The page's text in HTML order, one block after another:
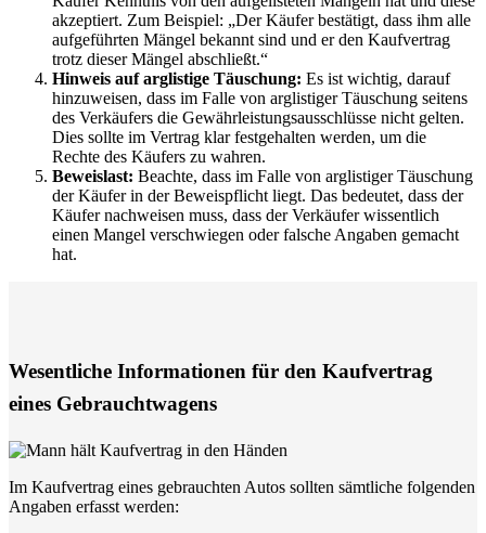
akzeptiert. Zum Beispiel: „Der Käufer bestätigt, dass ihm alle
aufgeführten Mängel bekannt sind und er den Kaufvertrag
trotz dieser Mängel abschließt.“
Hinweis auf arglistige Täuschung: Es ist wichtig, darauf
hinzuweisen, dass im Falle von arglistiger Täuschung seitens
des Verkäufers die Gewährleistungsausschlüsse nicht gelten.
Dies sollte im Vertrag klar festgehalten werden, um die
Rechte des Käufers zu wahren.
Beweislast: Beachte, dass im Falle von arglistiger Täuschung
der Käufer in der Beweispflicht liegt. Das bedeutet, dass der
Käufer nachweisen muss, dass der Verkäufer wissentlich
einen Mangel verschwiegen oder falsche Angaben gemacht
hat.
Wesentliche Informationen für den Kaufvertrag
eines Gebrauchtwagens
Im Kaufvertrag eines gebrauchten Autos sollten sämtliche folgenden
Angaben erfasst werden: